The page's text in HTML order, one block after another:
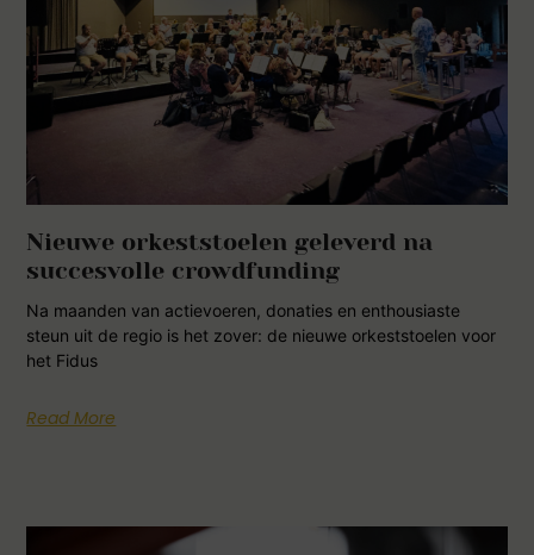
Nieuwe orkeststoelen geleverd na
succesvolle crowdfunding
Na maanden van actievoeren, donaties en enthousiaste
steun uit de regio is het zover: de nieuwe orkeststoelen voor
het Fidus
Read More